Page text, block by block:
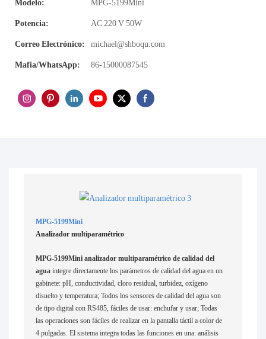
Modelo: MPG-5199Mini
Potencia: AC 220 V 50W
Correo Electrónico: michael@shboqu.com
Mafia/WhatsApp: 86-15000087545
MPG-5199Mini
Analizador multiparamétrico
MPG-5199Mini analizador multiparamétrico de calidad del
aguaintegre directamente los parámetros de calidad del agua en un
gabinete: pH, conductividad, cloro residual, turbidez, oxígeno
disuelto y temperatura; Todos los sensores de calidad del agua son
de tipo digital con RS485, fáciles de usar: enchufar y usar; Todas
las operaciones son fáciles de realizar en la pantalla táctil a color de
4 pulgadas. El sistema integra todas las funciones en una: análisis